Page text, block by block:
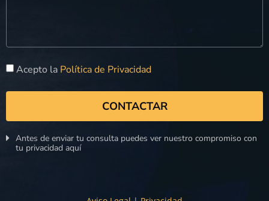
Acepto la Política de Privacidad
CONTACTAR
Antes de enviar tu consulta puedes ver nuestro compromiso con
tu privacidad aquí